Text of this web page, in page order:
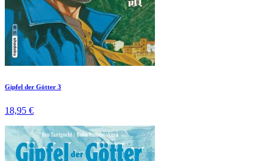
Gipfel der Götter 3
18,95 €